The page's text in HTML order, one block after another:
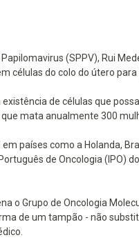
(SPPV), Rui
células do colo do útero para
de células que
mata anualmente 300
países como a Holanda,
de Oncologia (IPO)
o Grupo de Oncologia
de um tampão - não